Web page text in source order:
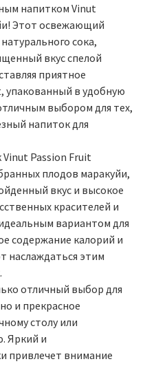
напитком Vinut
Этот освежающий
сока,
вкус спелой
приятное
упакованный в удобную
выбором для тех,
напиток для
Passion Fruit
плодов маракуйи,
вкус и высокое
красителей и
вариантом для
содержание калорий и
наслаждаться этим
отличный выбор для
и прекрасное
столу или
Яркий и
привлечет внимание